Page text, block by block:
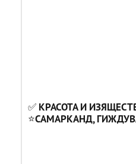
✅ КРАСОТА И
⭐САМАРКАНД,